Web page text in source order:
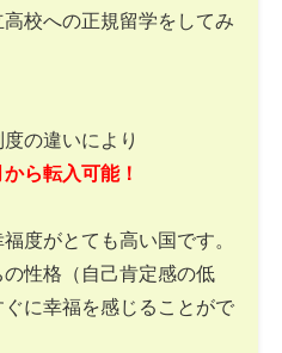
高校への正規留学をしてみ
の違いにより
ら転入可能！
度がとても高い国です。
性格（自己肯定感の低
に幸福を感じることがで